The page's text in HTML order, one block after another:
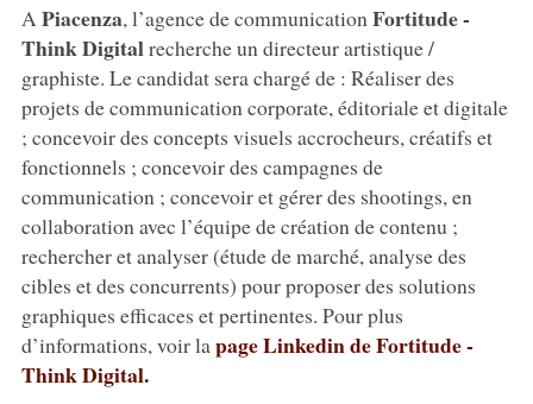
A Piacenza, l’agence de communication Fortitude -
Think Digitalrecherche un directeur artistique /
graphiste. Le candidat sera chargé de : Réaliser des
projets de communication corporate, éditoriale et digitale
; concevoir des concepts visuels accrocheurs, créatifs et
fonctionnels ; concevoir des campagnes de
communication ; concevoir et gérer des shootings, en
collaboration avec l’équipe de création de contenu ;
rechercher et analyser (étude de marché, analyse des
cibles et des concurrents) pour proposer des solutions
graphiques efficaces et pertinentes. Pour plus
d’informations, voir la page Linkedin de Fortitude -
Think Digital.